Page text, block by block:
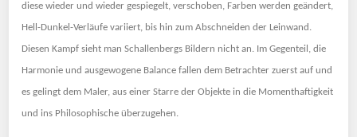
diese wieder und wieder gespiegelt, verschoben, Farben werden geändert,
Hell-Dunkel-Verläufe variiert, bis hin zum Abschneiden der Leinwand.
Diesen Kampf sieht man Schallenbergs Bildern nicht an. Im Gegenteil, die
Harmonie und ausgewogene Balance fallen dem Betrachter zuerst auf und
es gelingt dem Maler, aus einer Starre der Objekte in die Momenthaftigkeit
und ins Philosophische überzugehen.